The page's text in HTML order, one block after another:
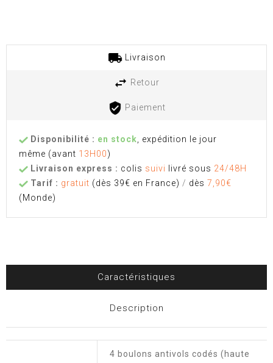
Livraison
Retour
Paiement
Disponibilité : en stock, expédition le jour
même (avant 13H00)
Livraison express : colis suivi livré sous 24/48H
Tarif : gratuit (dès 39€ en France) / dès 7,90€
(Monde)
Caractéristiques
Description
4 boulons antivols codés (haute